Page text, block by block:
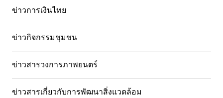
ข่าวการเงินไทย
ข่าวกิจกรรมชุมชน
ข่าวสารวงการภาพยนตร์
ข่าวสารเกี่ยวกับการพัฒนาสิ่งแวดล้อม